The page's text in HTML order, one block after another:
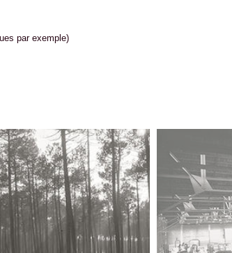
par exemple)